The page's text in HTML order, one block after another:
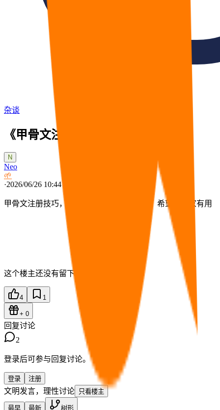
杂谈
《甲骨文注册技巧》
N
Neo
🌱
·2026/06/26 10:44
甲骨文注册技巧，闲鱼花100大洋买的教程，希望对大家有用
这个楼主还没有留下简介。
4 1
+ 0
回复讨论
2
登录后可参与回复讨论。
登录 注册
文明发言，理性讨论 只看楼主
最早 最新 树形